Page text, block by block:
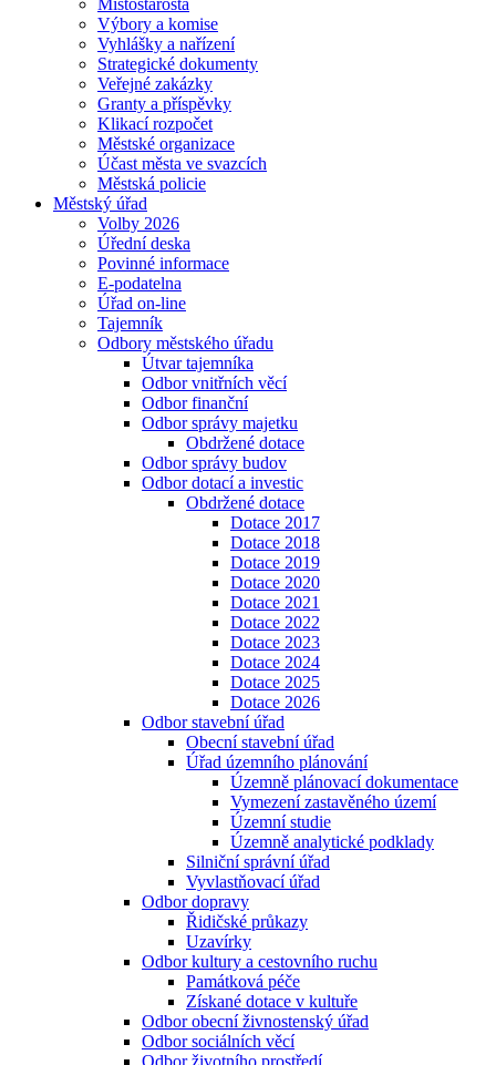
Místostarosta
Výbory a komise
Vyhlášky a nařízení
Strategické dokumenty
Veřejné zakázky
Granty a příspěvky
Klikací rozpočet
Městské organizace
Účast města ve svazcích
Městská policie
Městský úřad
Volby 2026
Úřední deska
Povinné informace
E-podatelna
Úřad on-line
Tajemník
Odbory městského úřadu
Útvar tajemníka
Odbor vnitřních věcí
Odbor finanční
Odbor správy majetku
Obdržené dotace
Odbor správy budov
Odbor dotací a investic
Obdržené dotace
Dotace 2017
Dotace 2018
Dotace 2019
Dotace 2020
Dotace 2021
Dotace 2022
Dotace 2023
Dotace 2024
Dotace 2025
Dotace 2026
Odbor stavební úřad
Obecní stavební úřad
Úřad územního plánování
Územně plánovací dokumentace
Vymezení zastavěného území
Územní studie
Územně analytické podklady
Silniční správní úřad
Vyvlastňovací úřad
Odbor dopravy
Řidičské průkazy
Uzavírky
Odbor kultury a cestovního ruchu
Památková péče
Získané dotace v kultuře
Odbor obecní živnostenský úřad
Odbor sociálních věcí
Odbor životního prostředí